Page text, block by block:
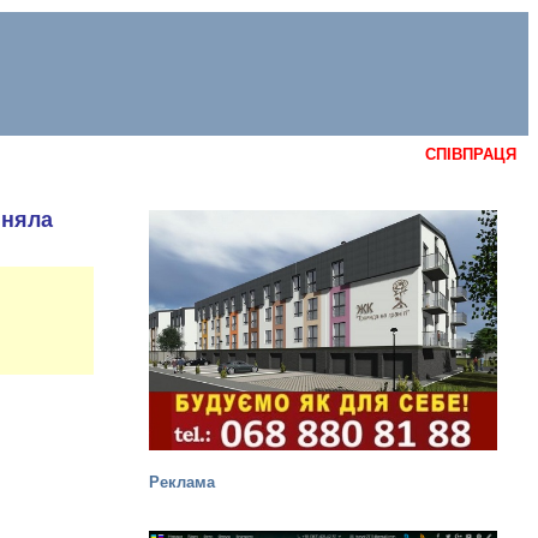
СПІВПРАЦЯ
Реклама